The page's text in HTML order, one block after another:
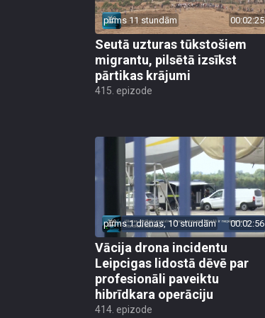
pirms 11 stundām 00:02:25
Seutā uzturas tūkstošiem
migrantu, pilsētā izsīkst
pārtikas krājumi
415. epizode
pirms 1 dienas, 10 stundām 00:02:56
Vācija drona incidentu
Leipcigas lidostā dēvē par
profesionāli paveiktu
hibrīdkara operāciju
414. epizode